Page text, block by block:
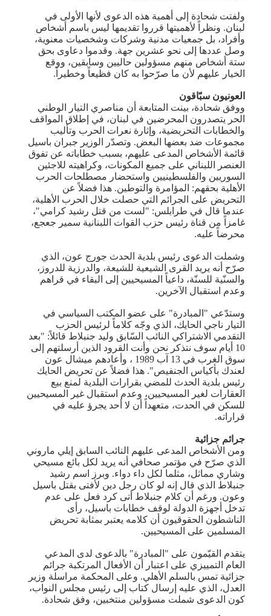
ولفتت شحادة إلى أهمية هذه الدعوى لأنها الأولى في
لبنان. ونظراً لأهميتها قرروا تقديمها ليس باسم أشخاص
وأفراد، بل جمعيات مدنية وشركات وشخصيات معنوية،
وصل عددها إلى نحو عشرين جهة. وقدموا دعاوى بحق
ستة أشخاص منهم مسؤولين حاليين وسابقين، ووقع
الخيار عليهم لأن ما صرّحوا به كان فظيعاً وخطيراً.
العونيون سبّاقون
ووفق شحادة، بينت المتابعة أن مناصري التيار الوطني
الحر يتصدرون المحرضين في لبنان، في إطلاق المواقف
والخطابات التحريضية، وإثارة نعرات الحرب وتأليب
مجموعات ضد بعضها البعض. وتصدّر الوزير جبران باسيل
قائمة الأشخاص المدعى عليهم، بسبب خطاباته عن تفوق
العنصر اللبناني على جميع المكونات، وكراهيته للاجئين
السوريين والفلسطينيين واستحضار مصطلحات الحرب
الأهلية بحقهم: المؤامرة والتوطين. هذا فضلاً عن
التحريض على الجرائم التي حصلت خلال الحرب الأهلية،
عندما قال في طرابلس: "لست من قتل رشيد كرامي"،
غامزاً من قناة رئيس حزب القوات اللبنانية سمير جعجع،
محرضاً عليه.
وشملت الدعوى رئيس بلدية الحدث جورج عون، الذي
صرّح أنه يريد القرى الشيعية للشيعة، والدرزية للدروز،
والسنّية للسنّة، داعياً المسيحيين إلى البقاء في قراهم
وعدم استقبال الآخرين.
وستدّعي "المبادرة" على عضو المكتب السياسي في
التيار ناجي الحايك، الذي وجّه كلاماً لرئيس الحزب
التقدمي الاشتراكي النائب السّابق وليد جنبلاط قائلاً: "بعد
10 أيام سوف نتذكر نحن وأنت القرود الذين أرسلتهم إلى
سوق الغرب في 13 آب 1989 ، وأعادهم ميشال عون
لعندك بأكياس الجنفيص". هذا فضلاً عن تحريض الحايك
رئيس بلدية الحدث للمضي بقرارات البلدية لمنع بيع
العقارات لغير المسيحيين، وعدم استقبال غير المسيحيين
للسكن في الحدت، متعهداً أن لا أحد يجرؤ عليه في
قراراته.
جرائم جزائية
ومن الأشخاص المدعى عليهم النائب السابق إيلي ماروني
الذي صرّح في مؤتمر صحافي أنه يريد لكل بائع مسيحي
وشاري مماثل، مثلما لكل داء دواء. وبرز اسم رشيد
جنبلاط الذي قال إنه لو كان رجل دين لأفتى بقتل باسيل
وعون. ورغم أن كلام جنبلاط أتى كرد فعل على عدم
تدخل أجهزة الدولة لوقف خطابات باسيل، رأى
الناشطون الحقوقيون أن كلامه يعتبر بمثابة تحريض
المسلمين على المسيحيين.
يتقدم القيّمون على "المبادرة" بالدعوى لدى المدعي
العام التمييزي على اعتبار أن الأفعال المرتكبة جرائم
جزائية تمس بالسلم الأهلي. وعلى المحكمة مراسلة وزير
العدل، الذي عليه إرسال كتاب إلى رئيس مجلس النواب،
كون الدعوى شملت مسؤولين منتخبين، وفق شحادة.